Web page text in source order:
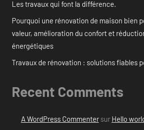
Les travaux qui font la différence.
Pourquoi une rénovation de maison bien
valeur, amélioration du confort et
énergétiques
Travaux de rénovation : solutions fiables
Recent Comments
A WordPress Commentersur Hello